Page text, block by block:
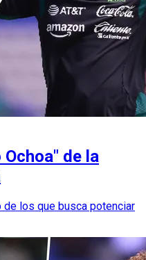
de la
de los que busca potenciar